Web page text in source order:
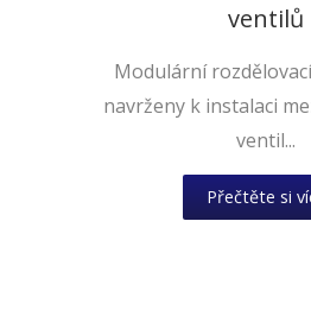
ventilů
Modulární
navrženy k instalaci
ventil...
Přečtěte si